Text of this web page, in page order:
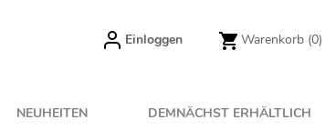
Einloggen Warenkorb (0)
NEUHEITEN DEMNÄCHST ERHÄLTLICH